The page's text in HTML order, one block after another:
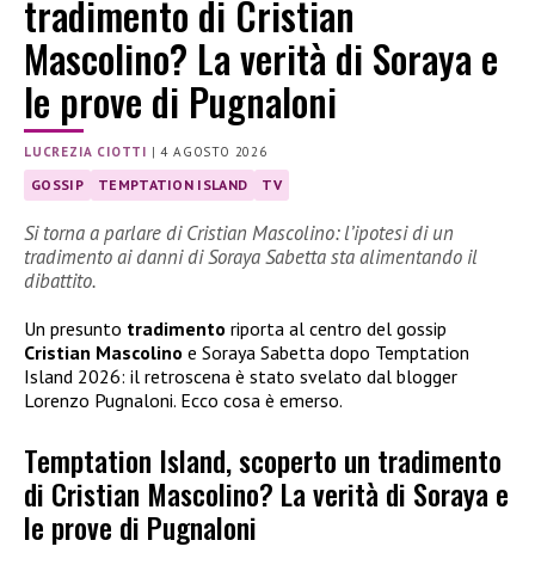
tradimento di Cristian
Mascolino? La verità di Soraya e
le prove di Pugnaloni
LUCREZIA CIOTTI |4 AGOSTO 2026
GOSSIP TEMPTATION ISLAND TV
Si torna a parlare di Cristian Mascolino: l’ipotesi di un
tradimento ai danni di Soraya Sabetta sta alimentando il
dibattito.
Un presunto tradimento riporta al centro del gossip
Cristian Mascolino e Soraya Sabetta dopo Temptation
Island 2026: il retroscena è stato svelato dal blogger
Lorenzo Pugnaloni. Ecco cosa è emerso.
Temptation Island, scoperto un tradimento
di Cristian Mascolino? La verità di Soraya e
le prove di Pugnaloni